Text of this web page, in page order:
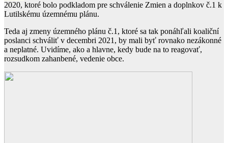
2020, ktoré bolo podkladom pre schválenie Zmien a doplnkov č.1 k
Lutilskému územnému plánu.
Teda aj zmeny územného plánu č.1, ktoré sa tak ponáhľali koaliční
poslanci schváliť v decembri 2021, by mali byť rovnako nezákonné
a neplatné. Uvidíme, ako a hlavne, kedy bude na to reagovať,
rozsudkom zahanbené, vedenie obce.